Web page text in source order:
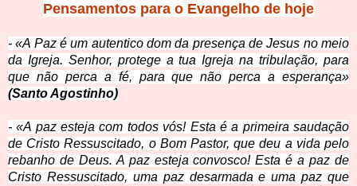
Pensamentos para o Evangelho de hoje
- «A Paz é um autentico dom da presença de Jesus no meio
da Igreja. Senhor, protege a tua Igreja na tribulação, para
que não perca a fé, para que não perca a esperança»
(Santo Agostinho)
- «A paz esteja com todos vós! Esta é a primeira saudação
de Cristo Ressuscitado, o Bom Pastor, que deu a vida pelo
rebanho de Deus. A paz esteja convosco! Esta é a paz de
Cristo Ressuscitado, uma paz desarmada e uma paz que